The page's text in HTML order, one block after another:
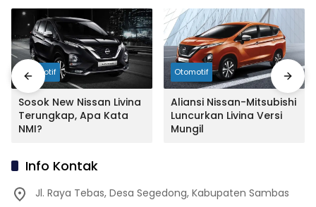
Otomotif
Sosok New Nissan Livina
Terungkap, Apa Kata
NMI?
Otomotif
Aliansi Nissan-Mitsubishi
Luncurkan Livina Versi
Mungil
Info Kontak
Jl. Raya Tebas, Desa Segedong, Kabupaten Sambas